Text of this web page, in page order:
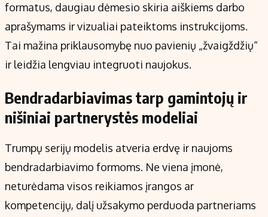
formatus, daugiau dėmesio skiria aiškiems darbo
aprašymams ir vizualiai pateiktoms instrukcijoms.
Tai mažina priklausomybę nuo pavienių „žvaigždžių“
ir leidžia lengviau integruoti naujokus.
Bendradarbiavimas tarp gamintojų ir
nišiniai partnerystės modeliai
Trumpų serijų modelis atveria erdvę ir naujoms
bendradarbiavimo formoms. Ne viena įmonė,
neturėdama visos reikiamos įrangos ar
kompetencijų, dalį užsakymo perduoda partneriams